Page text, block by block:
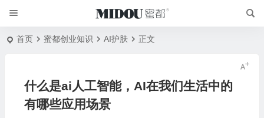
首页 蜜都创业知识 AI护肤 正文
什么是ai人工智能，AI在我们生活中的
有哪些应用场景